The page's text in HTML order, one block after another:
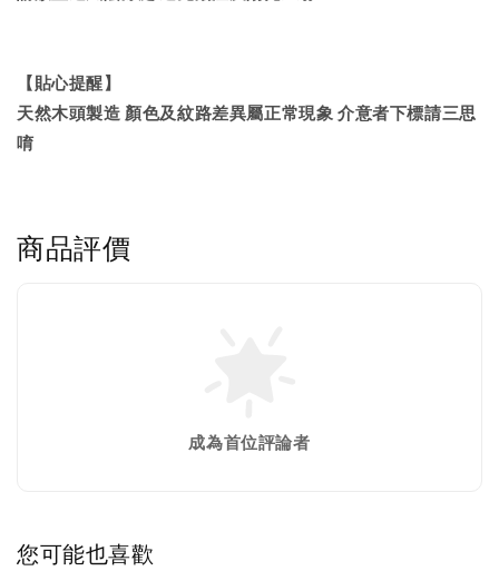
【貼心提醒】
天然木頭製造 顏色及紋路差異屬正常現象 介意者下標請三思
唷
商品評價
成為首位評論者
您可能也喜歡